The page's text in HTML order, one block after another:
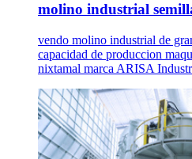
molino industrial
vendo molino industrial de
capacidad de produccion
nixtamal marca ARISA